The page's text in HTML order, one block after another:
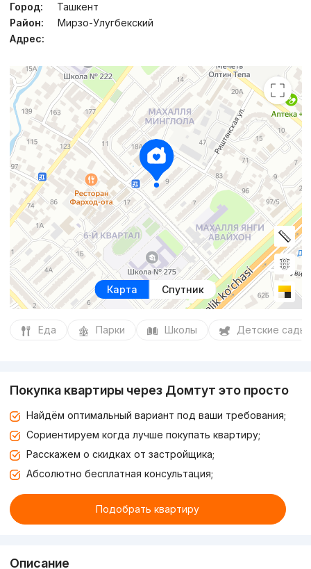
Город:
Ташкент
Район:
Мирзо-Улугбекский
Адрес:
Карта Спутник
Еда Парки Школы Детские сады
Покупка квартиры через Домтут это просто
Найдём оптимальный вариант под ваши требования;
Сориентируем когда лучше покупать квартиру;
Расскажем о скидках от застройщика;
Абсолютно бесплатная консультация;
Подобрать квартиру
Описание